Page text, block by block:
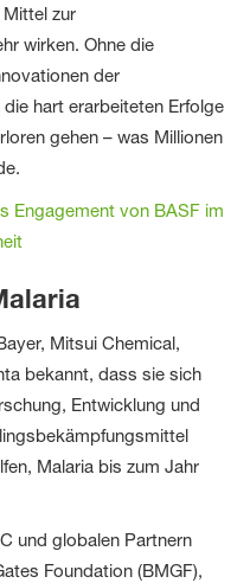
zur
wirken. Ohne die
der
hart erarbeiteten Erfolge
gehen – was Millionen
Engagement von BASF im
Mitsui Chemical,
bekannt, dass sie sich
Entwicklung und
Malaria bis zum Jahr
und globalen Partnern
Foundation (BMGF),